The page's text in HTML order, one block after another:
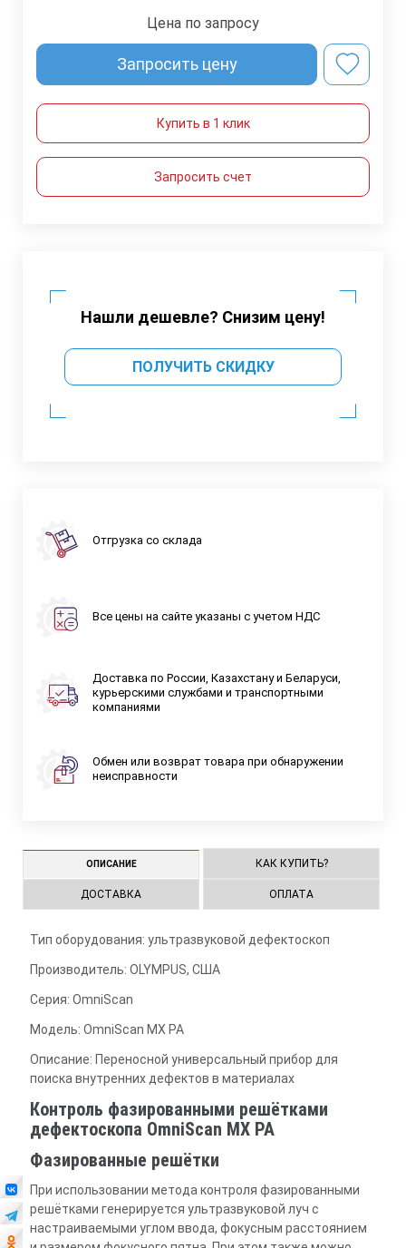
Цена по запросу
Запросить цену
Купить в 1 клик
Запросить счет
Нашли дешевле? Снизим цену!
ПОЛУЧИТЬ СКИДКУ
Отгрузка со склада
Все цены на сайте указаны с учетом НДС
Доставка по России, Казахстану и Беларуси,
курьерскими службами и транспортными
компаниями
Обмен или возврат товара при обнаружении
неисправности
ОПИСАНИЕ КАК КУПИТЬ?
ДОСТАВКА ОПЛАТА
Тип оборудования: ультразвуковой дефектоскоп
Производитель: OLYMPUS, США
Серия: OmniScan
Модель: OmniScan MX PA
Описание: Переносной универсальный прибор для
поиска внутренних дефектов в материалах
Контроль фазированными решётками
дефектоскопа OmniScan MX PA
Фазированные решётки
При использовании метода контроля фазированными
решётками генерируется ультразвуковой луч с
настраиваемыми углом ввода, фокусным расстоянием